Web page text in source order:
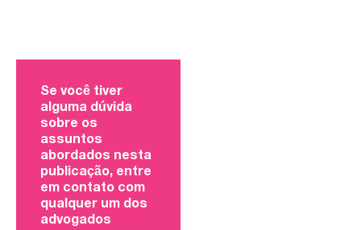
Se você tiver
alguma dúvida
sobre os
assuntos
abordados nesta
publicação, entre
em contato com
qualquer um dos
advogados